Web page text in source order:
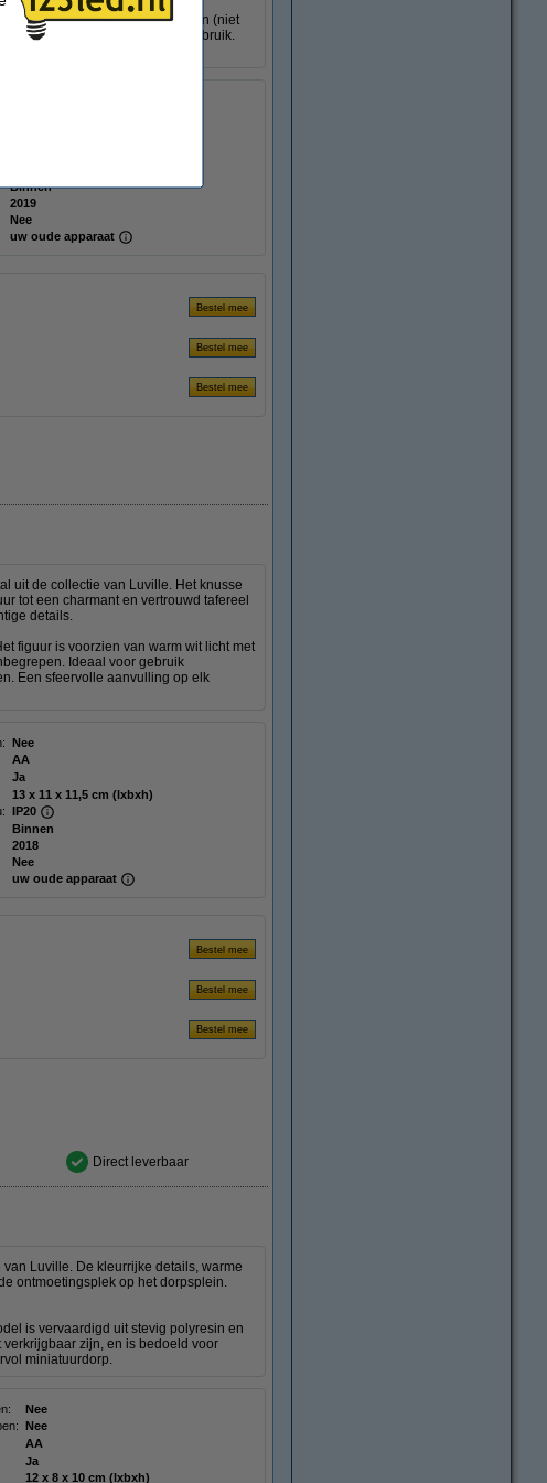
verlichting werkt op AA-batterijen (niet
en geschikt voor binnengebruik.
Binnen
2019
Nee
uw oude apparaat
uit de collectie van Luville. Het knusse
tot een charmant en vertrouwd tafereel
details.
figuur is voorzien van warm wit licht met
Ideaal voor gebruik
Een sfeervolle aanvulling op elk
Nee
AA
Ja
13 x 11 x 11,5 cm (lxbxh)
IP20
Binnen
2018
Nee
uw oude apparaat
Direct leverbaar
Luville. De kleurrijke details, warme
ontmoetingsplek op het dorpsplein.
is vervaardigd uit stevig polyresin en
zijn, en is bedoeld voor
miniatuurdorp.
Nee
Nee
AA
Ja
12 x 8 x 10 cm (lxbxh)